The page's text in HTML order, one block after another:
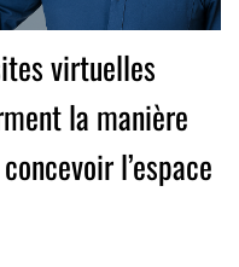
virtuelles
la manière
l’espace